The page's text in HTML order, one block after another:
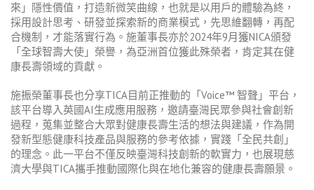
來」隱性價值，打造新微笑曲線，也就是以用戶的體驗為終，
採用設計思考、研發並探索新的商業模式，先思維翻轉，再配
合機制，才能落實行為。施董事長亦於2024年9月獲NICA頒發
「全球智壽大使」榮譽，為亞洲首位獲此殊榮者，肯定其在健
康長壽領域的貢獻。
施振榮董事長也分享TICA目前正推動的「Voice™ 智聲」平台，
該平台導入英國AI生成應用服務，邀請臺灣民眾參與社會創新
過程，蒐集並整合大眾對健康長壽生活的想法與建議，作為開
發新型態健康科技產品與服務的參考依據，實踐「全民共創」
的理念。此一平台不僅反映臺灣科技創新的軟實力，也展現慈
濟大學與TICA攜手推動國際化與在地化兼容的健康長壽願景。